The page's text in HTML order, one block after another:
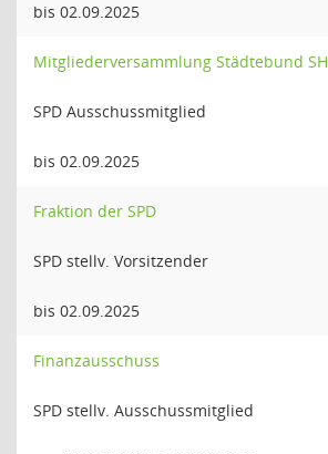
bis 02.09.2025
Mitgliederversammlung Städtebund SH
SPD Ausschussmitglied
bis 02.09.2025
Fraktion der SPD
SPD stellv. Vorsitzender
bis 02.09.2025
Finanzausschuss
SPD stellv. Ausschussmitglied